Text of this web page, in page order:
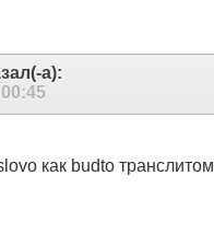
а):
00:45
как budto